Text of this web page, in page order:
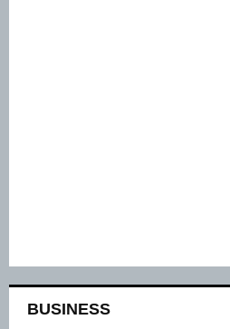
BUSINESS